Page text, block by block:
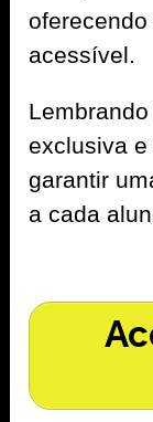
acessível.
exclusiva
garantir
a cada